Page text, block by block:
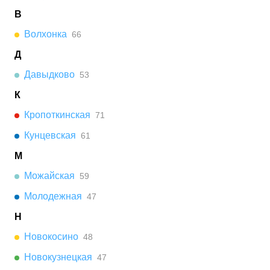
В
Волхонка 66
Д
Давыдково 53
К
Кропоткинская 71
Кунцевская 61
М
Можайская
59
Молодежная 47
Н
Новокосино 48
Новокузнецкая 47